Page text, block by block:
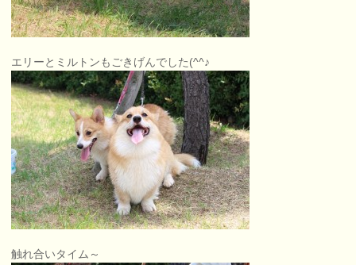
エリーとミルトンもごきげんでした(^^♪
触れ合いタイム～